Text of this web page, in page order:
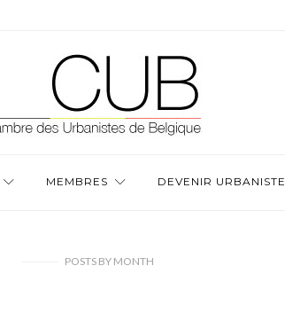
MEMBRES DEVENIR URBANISTE
POSTS BYMONTH